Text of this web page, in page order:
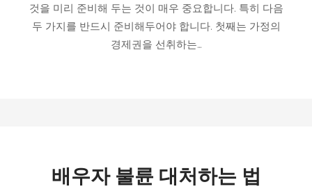
것을 미리 준비해 두는 것이 매우 중요합니다. 특히 다음
두 가지를 반드시 준비해두어야 합니다. 첫째는 가정의
경제권을 선취하는…
배우자 불륜 대처하는 법